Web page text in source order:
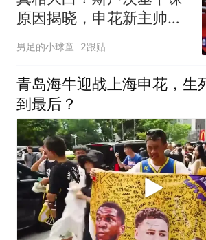
原因揭晓，申花新主帅人
选浮现
男足的小球童 2跟贴
青岛海牛迎战上海申花，生
到最后？